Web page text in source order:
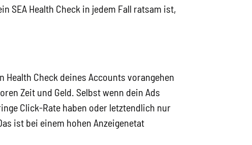
SEA Health Check in jedem Fall ratsam ist,
Health Check deines Accounts vorangehen
Zeit und Geld. Selbst wenn dein Ads
Click-Rate haben oder letztendlich nur
ist bei einem hohen Anzeigenetat